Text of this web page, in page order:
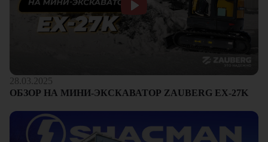
28.03.2025
ОБЗОР НА МИНИ-ЭКСКАВАТОР ZAUBERG EX-27K